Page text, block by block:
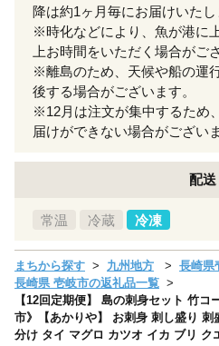
降は約1ヶ月毎にお届けいたし
※時化などにより、魚が港に
上お時間をいただく場合がご
※離島のため、天候や船の運
後する場合がございます。
※12月は注文が集中するため
届けができない場合がございま
配送
常温 冷蔵 冷凍
まちから探す 九州地方
長崎県
長崎県 壱岐市の返礼品一覧
【12回定期便】 島の刺身セット 竹
市》【あかりや】 お刺身 刺し盛り
分け タイ マグロ カツオ イカ ブリ ク